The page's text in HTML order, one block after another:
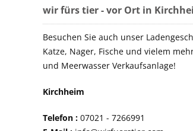
wir fürs tier - vor Ort in
Besuchen Sie auch unser
Katze, Nager, Fische und vielem
und Meerwasser Verkaufsanlage!
Kirchheim
Telefon : 07021